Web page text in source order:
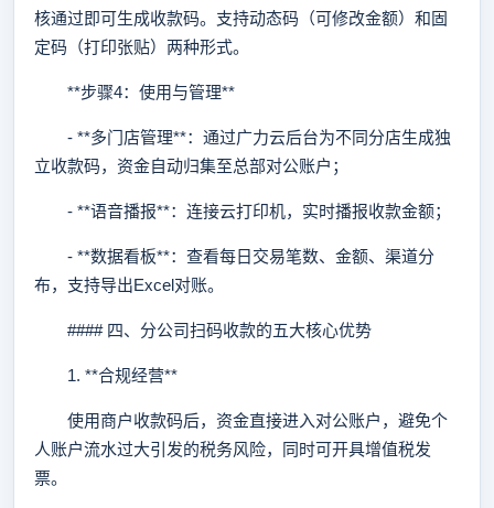
核通过即可生成收款码。支持动态码（可修改金额）和固
定码（打印张贴）两种形式。
**步骤4：使用与管理**
- **多门店管理**：通过广力云后台为不同分店生成独
立收款码，资金自动归集至总部对公账户；
- **语音播报**：连接云打印机，实时播报收款金额；
- **数据看板**：查看每日交易笔数、金额、渠道分
布，支持导出Excel对账。
#### 四、分公司扫码收款的五大核心优势
1. **合规经营**
使用商户收款码后，资金直接进入对公账户，避免个
人账户流水过大引发的税务风险，同时可开具增值税发
票。